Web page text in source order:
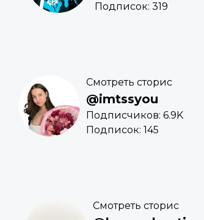
Подписок: 319
Смотреть сторис
@imtssyou
Подписчиков: 6.9K
Подписок: 145
Смотреть сторис